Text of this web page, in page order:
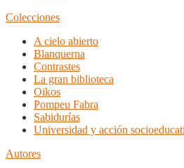
Colecciones
A cielo abierto
Blanquerna
Contrastes
La gran biblioteca
Oikos
Pompeu Fabra
Sabidurías
Universidad y acción
Autores